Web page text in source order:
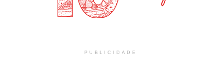
PUBLICIDADE